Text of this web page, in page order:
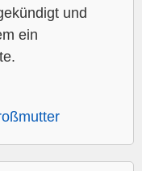
und
ein